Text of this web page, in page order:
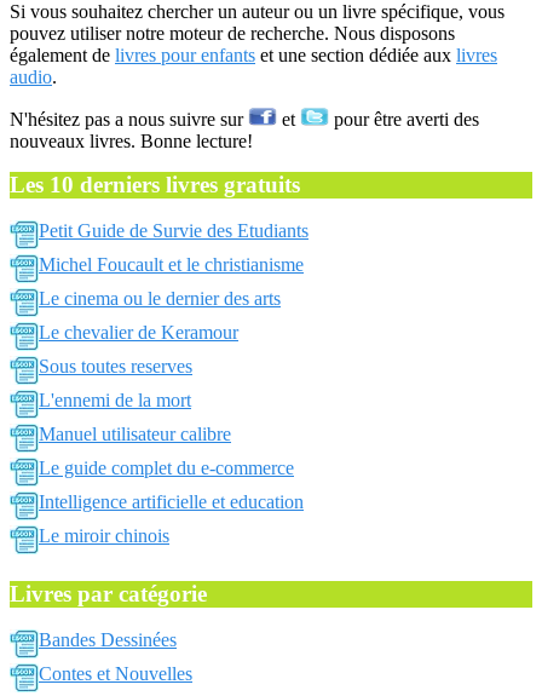
Si vous souhaitez chercher un auteur ou un livre spécifique, vous
pouvez utiliser notre moteur de recherche. Nous disposons
également de livres pour enfants et une section dédiée aux livres
audio.
N'hésitez pas a nous suivre sur et
pour être averti des
nouveaux livres. Bonne lecture!
Les 10 derniers livres gratuits
Petit Guide de Survie des Etudiants
Michel Foucault et le christianisme
Le cinema ou le dernier des arts
Le chevalier de Keramour
Sous toutes reserves
L'ennemi de la mort
Manuel utilisateur calibre
Le guide complet du e-commerce
Intelligence artificielle et education
Le miroir chinois
Livres par catégorie
Bandes Dessinées
Contes et Nouvelles